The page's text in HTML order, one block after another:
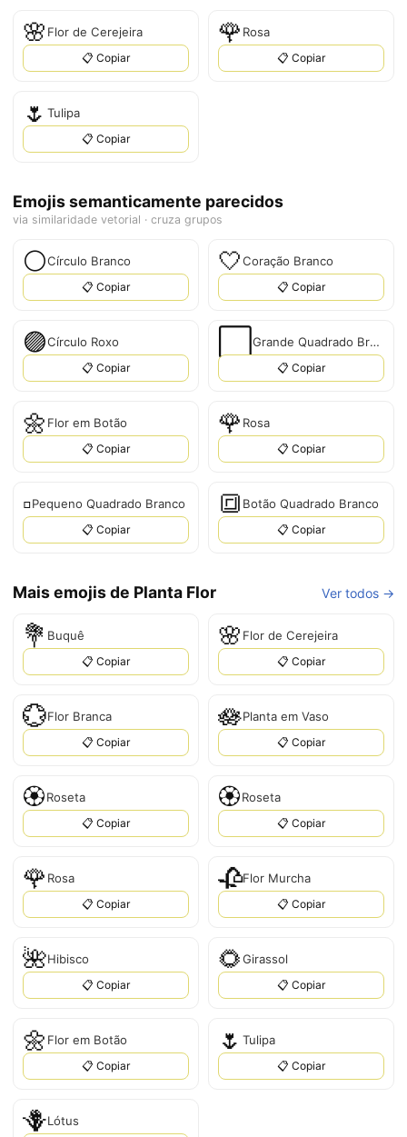
🌸 Flor de Cerejeira
📋 Copiar
🌹 Rosa
📋 Copiar
🌷 Tulipa
📋 Copiar
Emojis semanticamente parecidos
via similaridade vetorial · cruza grupos
⚪Círculo Branco
📋 Copiar
🤍Coração Branco
📋 Copiar
🟣Círculo Roxo
📋 Copiar
Grande Quadrado Branco
📋 Copiar
🌼 Flor em Botão
📋 Copiar
🌹 Rosa
📋 Copiar
▫️Pequeno Quadrado Branco
📋 Copiar
🔳 Botão Quadrado Branco
📋 Copiar
Mais emojis de Planta Flor Ver todos →
💐 Buquê
📋 Copiar
🌸 Flor de Cerejeira
📋 Copiar
💮Flor Branca
📋 Copiar
🪷Planta em Vaso
📋 Copiar
🏵️Roseta
📋 Copiar
🏵Roseta
📋 Copiar
🌹 Rosa
📋 Copiar
🥀Flor Murcha
📋 Copiar
🌺Hibisco
📋 Copiar
🌻Girassol
📋 Copiar
🌼 Flor em Botão
📋 Copiar
🌷 Tulipa
📋 Copiar
🪻Lótus